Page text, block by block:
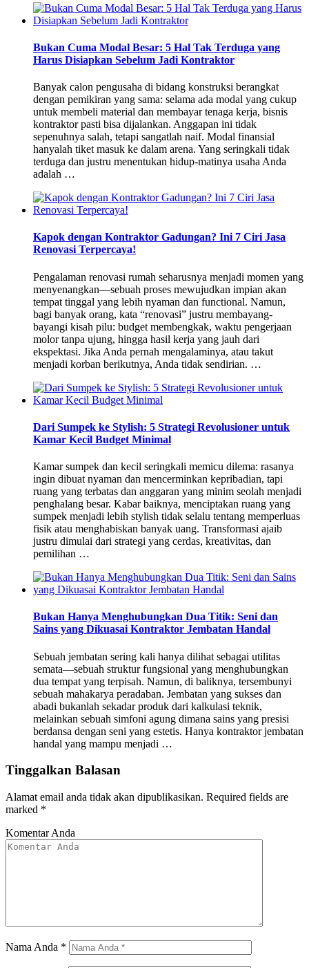
Bukan Cuma Modal Besar: 5 Hal Tak Terduga yang
Harus Disiapkan Sebelum Jadi Kontraktor
Banyak calon pengusaha di bidang konstruksi berangkat
dengan pemikiran yang sama: selama ada modal yang cukup
untuk membeli material dan membayar tenaga kerja, bisnis
kontraktor pasti bisa dijalankan. Anggapan ini tidak
sepenuhnya salah, tetapi sangatlah naif. Modal finansial
hanyalah tiket masuk ke dalam arena. Yang seringkali tidak
terduga dan justru menentukan hidup-matinya usaha Anda
adalah …
Kapok dengan Kontraktor Gadungan? Ini 7 Ciri Jasa
Renovasi Terpercaya!
Pengalaman renovasi rumah seharusnya menjadi momen yang
menyenangkan—sebuah proses mewujudkan impian akan
tempat tinggal yang lebih nyaman dan functional. Namun,
bagi banyak orang, kata “renovasi” justru membayang-
bayangi kisah pilu: budget membengkak, waktu pengerjaan
molor tanpa ujung, hingga hasil kerja yang jauh dari
ekspektasi. Jika Anda pernah mengalaminya, atau takut
menjadi korban berikutnya, Anda tidak sendirian. …
Dari Sumpek ke Stylish: 5 Strategi Revolusioner untuk
Kamar Kecil Budget Minimal
Kamar sumpek dan kecil seringkali memicu dilema: rasanya
ingin dibuat nyaman dan mencerminkan kepribadian, tapi
ruang yang terbatas dan anggaran yang minim seolah menjadi
penghalang besar. Kabar baiknya, menciptakan ruang yang
sumpek menjadi lebih stylish tidak selalu tentang memperluas
fisik atau menghabiskan banyak uang. Transformasi ajaib
justru dimulai dari strategi yang cerdas, kreativitas, dan
pemilihan …
Bukan Hanya Menghubungkan Dua Titik: Seni dan
Sains yang Dikuasai Kontraktor Jembatan Handal
Sebuah jembatan sering kali hanya dilihat sebagai utilitas
semata—sebuah struktur fungsional yang menghubungkan
dua tempat yang terpisah. Namun, di baliknya, tersembunyi
sebuah mahakarya peradaban. Jembatan yang sukses dan
abadi bukanlah sekadar produk dari kalkulasi teknik,
melainkan sebuah simfoni agung dimana sains yang presisi
berdansa dengan seni yang estetis. Hanya kontraktor jembatan
handal yang mampu menjadi …
Tinggalkan Balasan
Alamat email anda tidak akan dipublikasikan. Required fields are
marked *
Komentar Anda
Nama Anda *